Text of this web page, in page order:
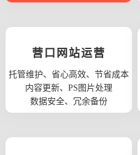
营口网站运营
托管维护、省心高效、节省成本
内容更新、PS图片处理
数据安全、冗余备份